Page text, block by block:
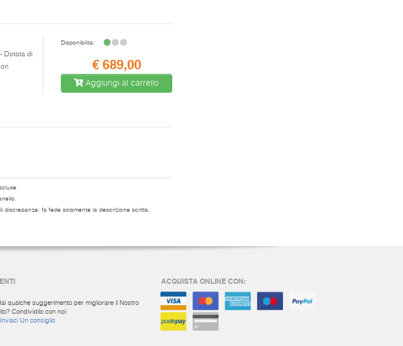
Dotata di
Disponibilità:
€ 689,00
Aggiungi al carrello
discrepanze: fa fede solamente la descrizione scritta.
qualche suggerimento per migliorare il Nostro
Condividilo con noi:
Inviaci Un consiglio
ACQUISTA ONLINE CON: